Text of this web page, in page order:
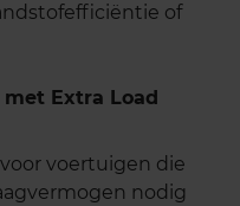
of
met Extra Load
voertuigen die
nodig